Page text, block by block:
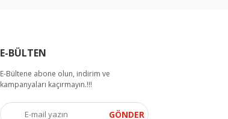
E-BÜLTEN
E-Bültene abone olun, indirim ve
kampanyaları kaçırmayın.!!!
GÖNDER